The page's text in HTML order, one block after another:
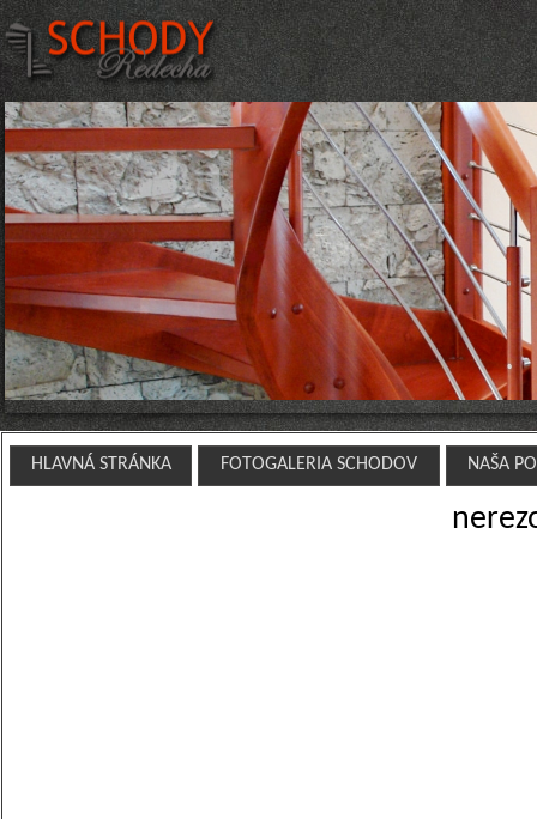
HLAVNÁ STRÁNKA FOTOGALERIA SCHODOV NAŠA